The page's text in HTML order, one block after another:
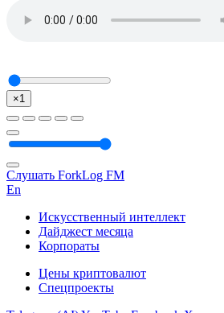
×1
Слушать ForkLog FM
En
Искусственный интеллект
Дайджест месяца
Корпораты
Цены криптовалют
Спецпроекты